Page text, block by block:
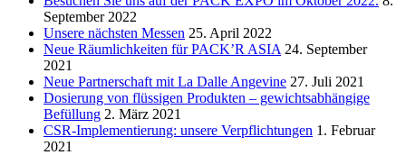
September 2022
Unsere nächsten Messen 25. April 2022
Neue Räumlichkeiten für PACK’R ASIA 24. September
2021
Neue Partnerschaft mit La Dalle Angevine 27. Juli 2021
Dosierung von flüssigen Produkten – gewichtsabhängige
Befüllung 2. März 2021
CSR-Implementierung: unsere Verpflichtungen 1. Februar
2021